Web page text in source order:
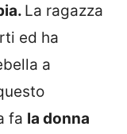
La ragazza
ed ha
a
fa la donna